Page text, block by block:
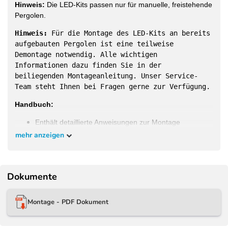
Hinweis: Die LED-Kits passen nur für manuelle, freistehende
Pergolen.
Hinweis:
Für die Montage des LED-Kits an bereits
aufgebauten Pergolen ist eine teilweise
Demontage notwendig. Alle wichtigen
Informationen dazu finden Sie in der
beiliegenden Montageanleitung. Unser Service-
Team steht Ihnen bei Fragen gerne zur Verfügung.
Handbuch:
Enthält detaillierte Anweisungen zur Montage
Passgenaue LED-Kits für die bei uns im Shop
erhältlichen Modelle:
Weide Classic Pergola3 x 3 M Weiß - 3x3M - WE-
LED-3030-WSS
mehr anzeigen
Dokumente
Montage - PDF Dokument